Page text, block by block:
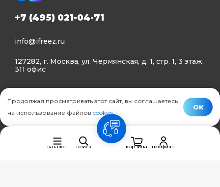
+7 (495) 021-04-71
info@ifreez.ru
127282, г. Москва, ул. Чермянская, д. 1, стр. 1, 3 этаж,
311 офис
Политика конфиденциальности
© Ifreez - продажа и установка климатической техники,
каталог поиск
связь
корзина
профиль
Продолжая просматривать этот сайт, вы соглашаетесь
на использование файлов cookies.
ОК